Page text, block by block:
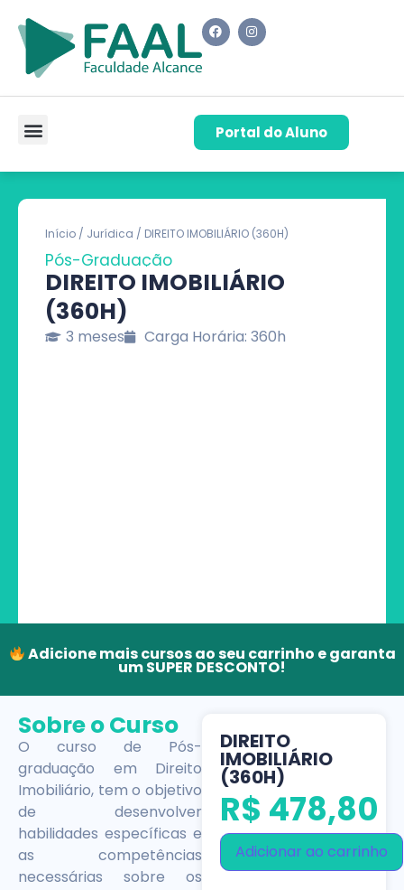
Portal do Aluno
Início / Jurídica / DIREITO IMOBILIÁRIO (360H)
Pós-Graduação
DIREITO IMOBILIÁRIO
(360H)
3 meses Carga Horária: 360h
Adicione mais cursos ao seu carrinho e garanta
um SUPER DESCONTO!
Sobre o Curso
O curso de Pós-
graduação em Direito
Imobiliário, tem o objetivo
de desenvolver
habilidades específicas e
as competências
necessárias sobre os
DIREITO
IMOBILIÁRIO
(360H)
R$ 478,80
Adicionar ao carrinho